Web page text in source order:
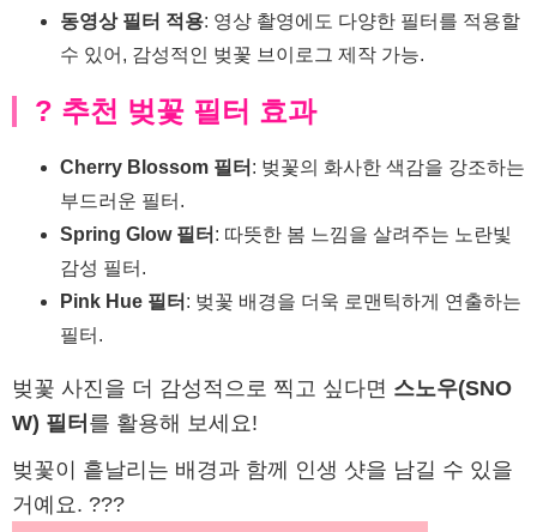
동영상 필터 적용: 영상 촬영에도 다양한 필터를 적용할
수 있어, 감성적인 벚꽃 브이로그 제작 가능.
? 추천 벚꽃 필터 효과
Cherry Blossom 필터 : 벚꽃의 화사한 색감을 강조하는
부드러운 필터.
Spring Glow 필터 : 따뜻한 봄 느낌을 살려주는 노란빛
감성 필터.
Pink Hue 필터 : 벚꽃 배경을 더욱 로맨틱하게 연출하는
필터.
벚꽃 사진을 더 감성적으로 찍고 싶다면 스노우(SNO
W) 필터 를 활용해 보세요!
벚꽃이 흩날리는 배경과 함께 인생 샷을 남길 수 있을
거예요. ???